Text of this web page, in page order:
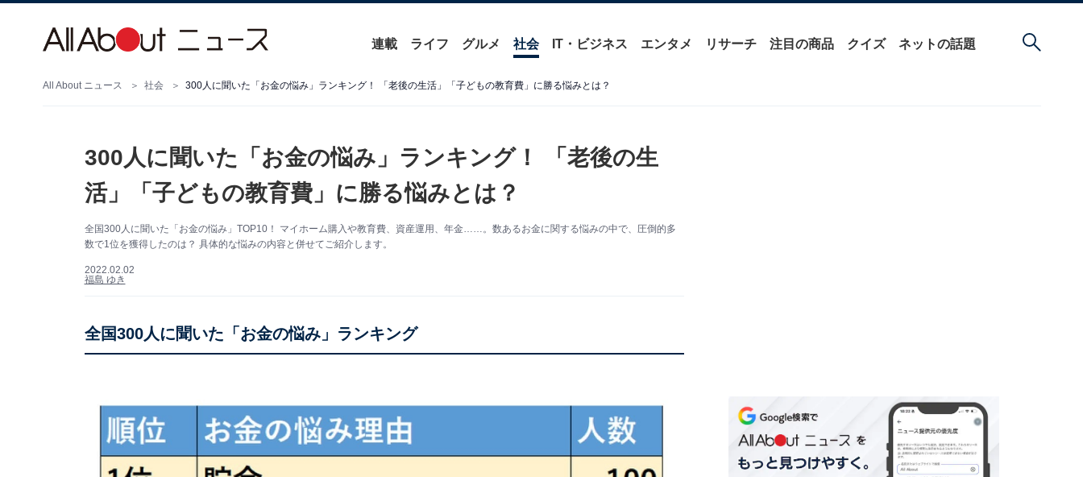
連載 ライフ グルメ 社会 IT・ビジネス エンタメ リサーチ 注目の商品 クイズ ネットの話題
All About ニュース 社会 300人に聞いた「お金の悩み」ランキング！ 「老後の生活」「子どもの教育費」に勝る悩みとは？
300人に聞いた「お金の悩み」ランキング！ 「老後の生
活」「子どもの教育費」に勝る悩みとは？
全国300人に聞いた「お金の悩み」TOP10！ マイホーム購入や教育費、資産運用、年金……。数あるお金に関する悩みの中で、圧倒的多
数で1位を獲得したのは？ 具体的な悩みの内容と併せてご紹介します。
2022.02.02
福島 ゆき
全国300人に聞いた「お金の悩み」ランキング